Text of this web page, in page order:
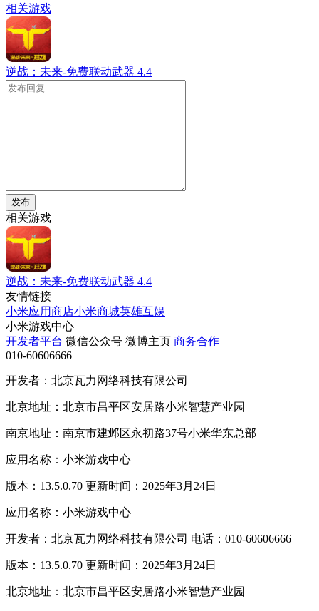
相关游戏
逆战：未来-免费联动武器 4.4
发布
相关游戏
逆战：未来-免费联动武器 4.4
友情链接
小米应用商店小米商城英雄互娱
小米游戏中心
开发者平台 微信公众号 微博主页 商务合作
010-60606666
开发者：北京瓦力网络科技有限公司
北京地址：北京市昌平区安居路小米智慧产业园
南京地址：南京市建邺区永初路37号小米华东总部
应用名称：小米游戏中心
版本：13.5.0.70 更新时间：2025年3月24日
应用名称：小米游戏中心
开发者：北京瓦力网络科技有限公司 电话：010-60606666
版本：13.5.0.70 更新时间：2025年3月24日
北京地址：北京市昌平区安居路小米智慧产业园